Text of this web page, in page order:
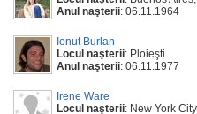
Anul naşterii: 06.11.1964
Ionut Burlan
Locul naşterii: Ploieşti
Anul naşterii: 06.11.1977
Irene Ware
Locul naşterii: New York